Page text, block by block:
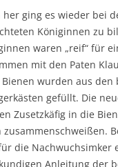
her ging es wieder bei
Königinnen zu
waren „reif“ für
mit den Paten
Bienen wurden aus
gefüllt. Die
Zusetzkäfig in die
zusammenschweißen.
die Nachwuchsimker
Anleitung der